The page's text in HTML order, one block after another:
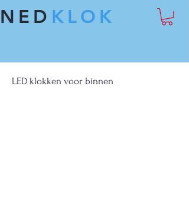
NED KLOK
LED klokken voor binnen